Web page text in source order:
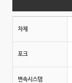
차체
포크
변속시스템